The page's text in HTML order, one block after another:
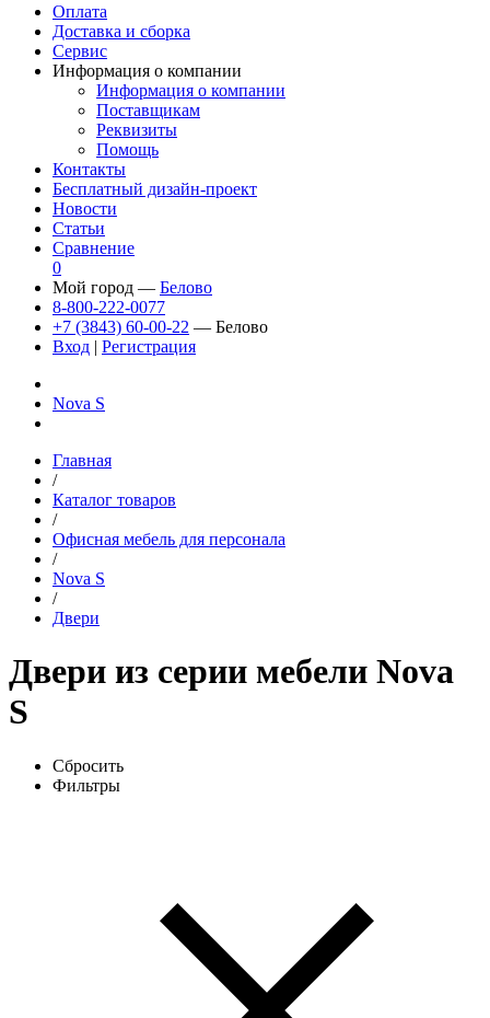
Оплата
Доставка и сборка
Сервис
Информация о компании
Информация о компании
Поставщикам
Реквизиты
Помощь
Контакты
Бесплатный дизайн-проект
Новости
Статьи
Сравнение
0
Мой город — Белово
8-800-222-0077
+7 (3843) 60-00-22 — Белово
Вход | Регистрация
Nova S
Главная
/
Каталог товаров
/
Офисная мебель для персонала
/
Nova S
/
Двери
Двери из серии мебели Nova
S
Сбросить
Фильтры